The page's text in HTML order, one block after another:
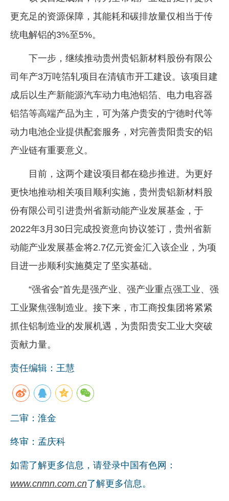
更充足的资源保障，其能耗和碳排放量仅相当于传
统电解铝的3%至5%。
下一步，继续推动贵州贵铝新材料股份有限公
司年产3万吨箔轧项目在清镇市开工建设。该项目建
成后以生产新能源汽车动力电池铝箔、电力电容器
铝箔等高端产品为主，可为落户贵安的宁德时代等
动力电池企业提供配套服务，对完善贵阳贵安的铝
产业链有重要意义。
目前，这两个建设项目都在稳步推进。为更好
更快地推动相关项目顺利实施，贵州贵铝新材料股
份有限公司引进贵州省新动能产业发展基金，于
2022年3月30日完成投资意向协议签订，贵州省新
动能产业发展基金将2.7亿元资金汇入该企业，为项
目进一步顺利实施奠定了坚实基础。
“强省会”首先是强产业、强产业重点强工业、强
工业聚焦强制造业。接下来，市工商投集团将紧紧
抓住铝制造业的发展机遇，为贵阳贵安工业大突破
贡献力量。
责任编辑：王慧
二审：淮金
终审：孟庆科
如需了解更多信息，请登录中国有色网：
www.cnmn.com.cn了解更多信息。